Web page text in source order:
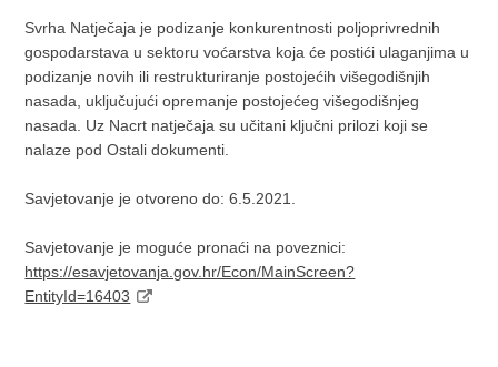
Svrha Natječaja je podizanje konkurentnosti poljoprivrednih
gospodarstava u sektoru voćarstva koja će postići ulaganjima u
podizanje novih ili restrukturiranje postojećih višegodišnjih
nasada, uključujući opremanje postojećeg višegodišnjeg
nasada. Uz Nacrt natječaja su učitani ključni prilozi koji se
nalaze pod Ostali dokumenti.
Savjetovanje je otvoreno do: 6.5.2021.
Savjetovanje je moguće pronaći na poveznici:
https://esavjetovanja.gov.hr/Econ/MainScreen?
EntityId=16403